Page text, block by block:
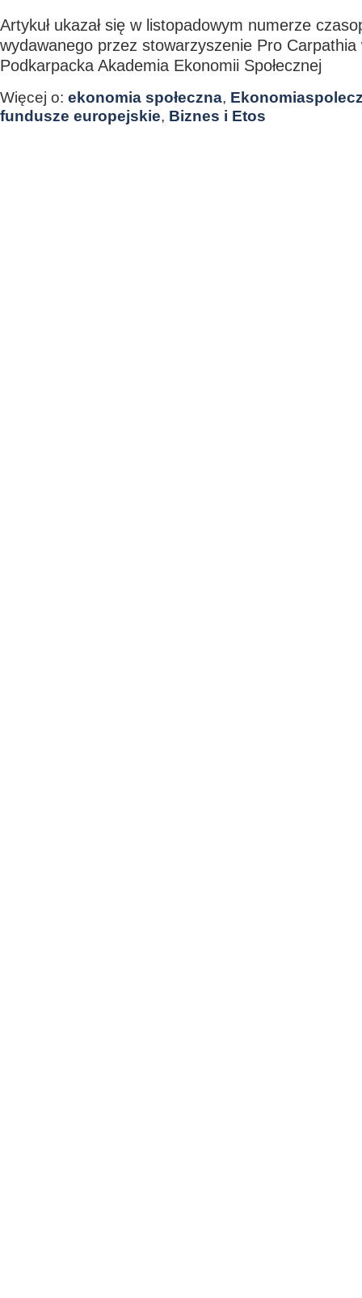
Artykuł ukazał się w listopadowym numerze
wydawanego przez stowarzyszenie Pro
Podkarpacka Akademia Ekonomii Społecznej
Więcej o: ekonomia społeczna,
fundusze europejskie, Biznes i Etos